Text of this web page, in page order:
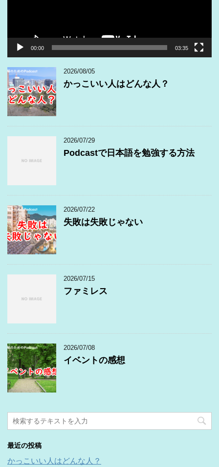
00:00 03:35
2026/08/05
かっこいい人はどんな人？
2026/07/29
Podcastで日本語を勉強する方法
2026/07/22
失敗は失敗じゃない
2026/07/15
ファミレス
2026/07/08
イベントの感想
最近の投稿
かっこいい人はどんな人？